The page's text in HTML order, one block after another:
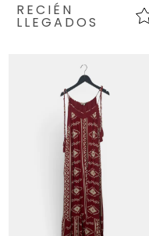
RECIÉN
LLEGADOS